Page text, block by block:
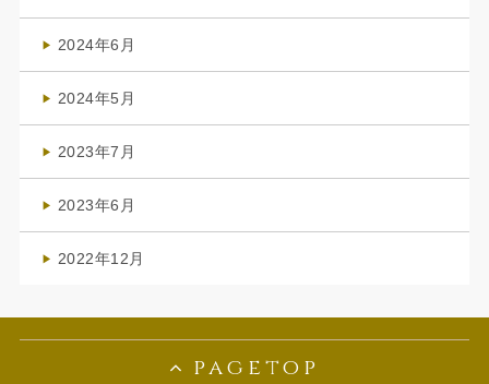
2024年6月
2024年5月
2023年7月
2023年6月
2022年12月
pagetop